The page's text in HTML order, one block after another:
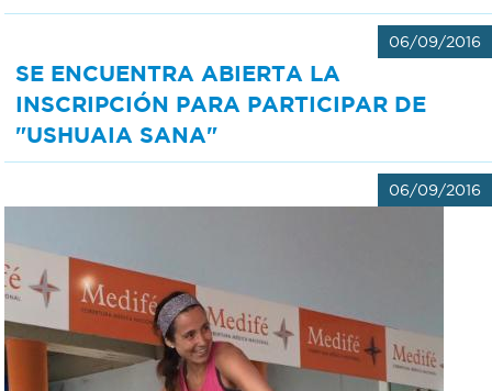
estudiantil
Recorrido
colectivos
Recarga
SUBE
06/09/2016
SE ENCUENTRA ABIERTA LA
INSCRIPCIÓN PARA PARTICIPAR DE
"USHUAIA SANA"
06/09/2016